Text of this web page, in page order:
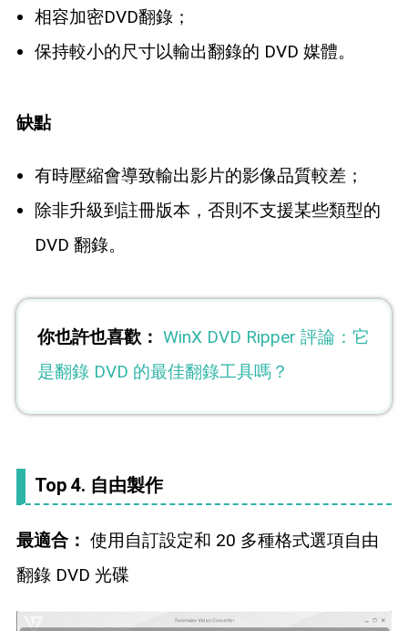
相容加密DVD翻錄；
保持較小的尺寸以輸出翻錄的 DVD 媒體。
缺點
有時壓縮會導致輸出影片的影像品質較差；
除非升級到註冊版本，否則不支援某些類型的
DVD 翻錄。
你也許也喜歡： WinX DVD Ripper 評論：它
是翻錄 DVD 的最佳翻錄工具嗎？
Top 4. 自由製作
最適合： 使用自訂設定和 20 多種格式選項自由
翻錄 DVD 光碟